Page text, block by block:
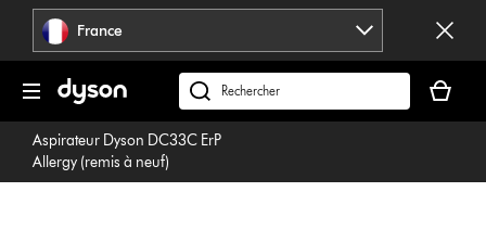
Sauter
pages
France
Rechercher
des
produits
panier
est
Aspirateur Dyson DC33C ErP
Allergy (remis à neuf)